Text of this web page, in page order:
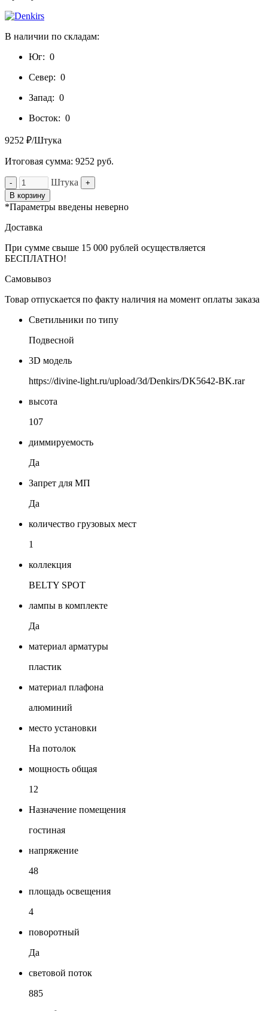
В наличии по складам:
Юг: 0
Север: 0
Запад: 0
Восток: 0
9252 ₽/Штука
Итоговая сумма: 9252 руб.
- Штука
+
В корзину
*Параметры введены неверно
Доставка
При сумме свыше 15 000 рублей осуществляется
БЕСПЛАТНО!
Самовывоз
Товар отпускается по факту наличия на момент оплаты заказа
Светильники по типу
Подвесной
3D модель
https://divine-light.ru/upload/3d/Denkirs/DK5642-BK.rar
высота
107
диммируемость
Да
Запрет для МП
Да
количество грузовых мест
1
коллекция
BELTY SPOT
лампы в комплекте
Да
материал арматуры
пластик
материал плафона
алюминий
место установки
На потолок
мощность общая
12
Назначение помещения
гостиная
напряжение
48
площадь освещения
4
поворотный
Да
световой поток
885